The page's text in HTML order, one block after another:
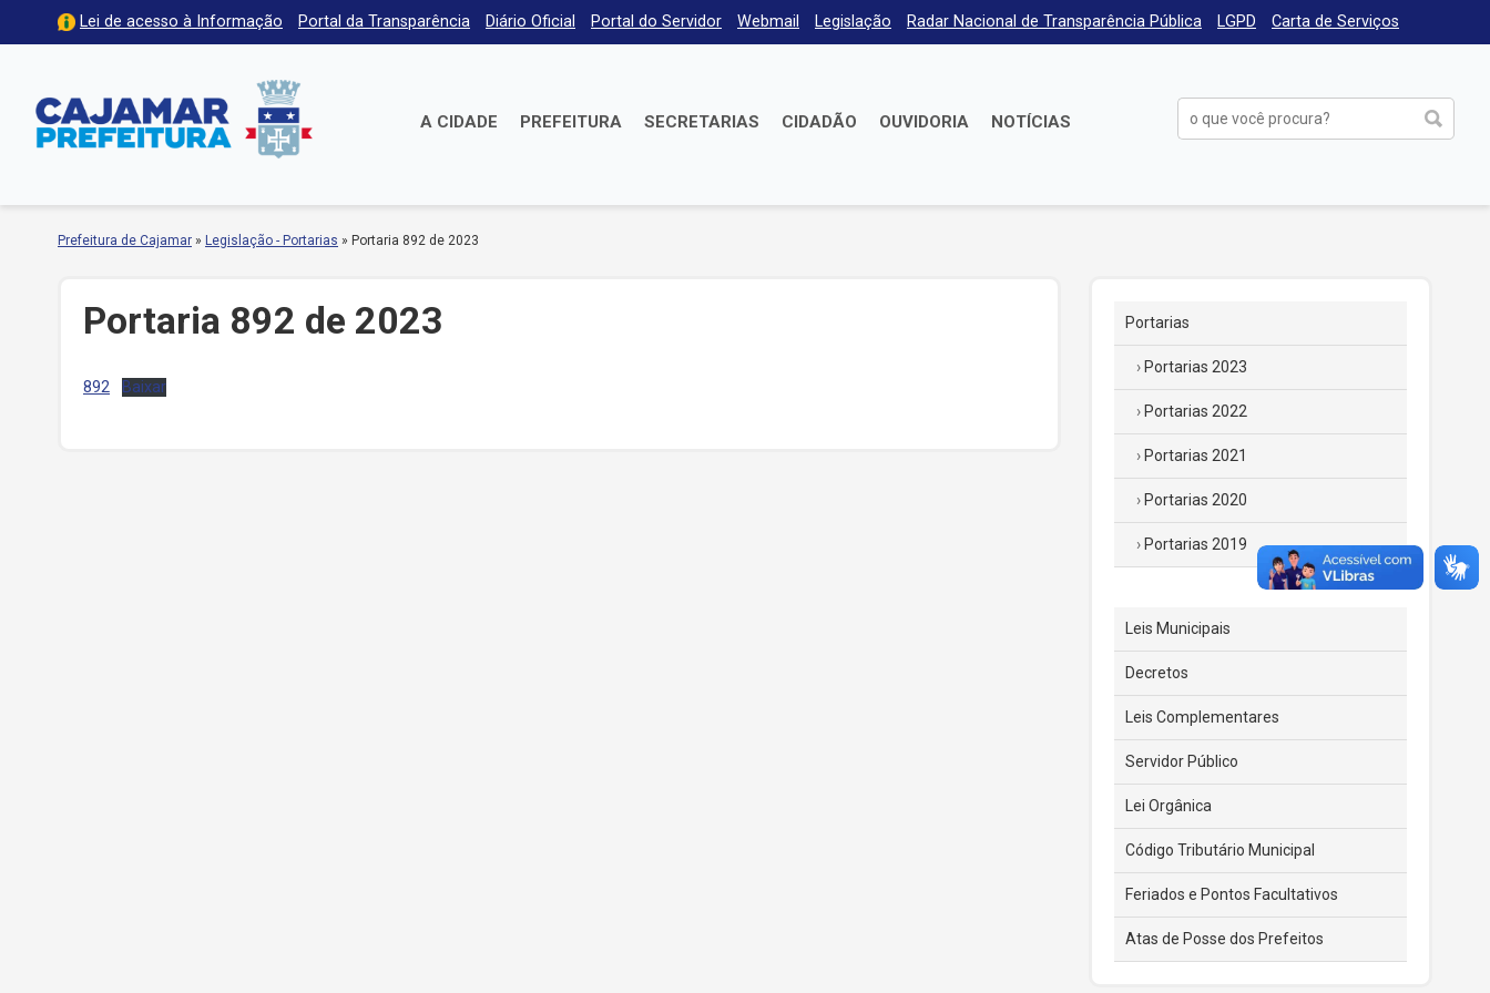
Lei de acesso à Informação Portal da Transparência Diário Oficial Portal do Servidor Webmail Legislação Radar Nacional de Transparência Pública LGPD Carta de Serviços
A CIDADE PREFEITURA SECRETARIAS CIDADÃO OUVIDORIA NOTÍCIAS
Prefeitura de Cajamar » Legislação - Portarias » Portaria 892 de 2023
Portaria 892 de 2023
892 Baixar
Portarias
Portarias 2023
Portarias 2022
Portarias 2021
Portarias 2020
Portarias 2019
Leis Municipais
Decretos
Leis Complementares
Servidor Público
Lei Orgânica
Código Tributário Municipal
Feriados e Pontos Facultativos
Atas de Posse dos Prefeitos